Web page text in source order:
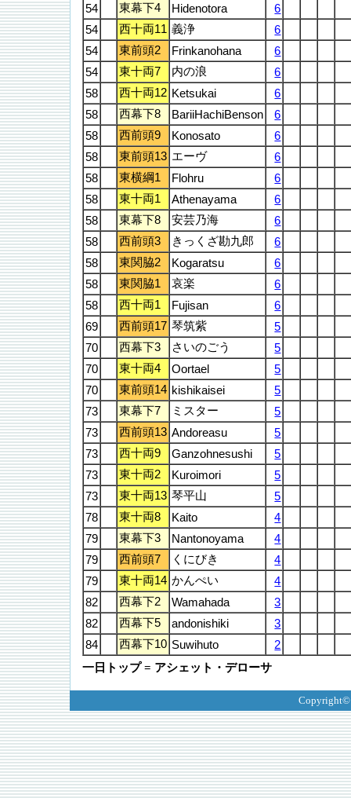
54
東幕下4 Hidenotora
6
54
西十両11 義浄
6
54
東前頭2 Frinkanohana
6
54
東十両7 内の浪
6
58
西十両12 Ketsukai
6
58
西幕下8 BariiHachiBenson
6
58
西前頭9 Konosato
6
58
東前頭13 エーヴ
6
58
東横綱1 Flohru
6
58
東十両1 Athenayama
6
58
東幕下8 安芸乃海
6
58
西前頭3 きっくざ勘九郎
6
58
東関脇2 Kogaratsu
6
58
東関脇1 哀楽
6
58
西十両1 Fujisan
6
69
西前頭17 琴筑紫
5
70
西幕下3 さいのごう
5
70
東十両4 Oortael
5
70
東前頭14 kishikaisei
5
73
東幕下7 ミスター
5
73
西前頭13 Andoreasu
5
73
西十両9 Ganzohnesushi
5
73
東十両2 Kuroimori
5
73
東十両13 琴平山
5
78
東十両8 Kaito
4
79
東幕下3 Nantonoyama
4
79
西前頭7 くにびき
4
79
東十両14 かんぺい
4
82
西幕下2 Wamahada
3
82
西幕下5 andonishiki
3
84
西幕下10 Suwihuto
2
一日トップ = アシェット・デローサ